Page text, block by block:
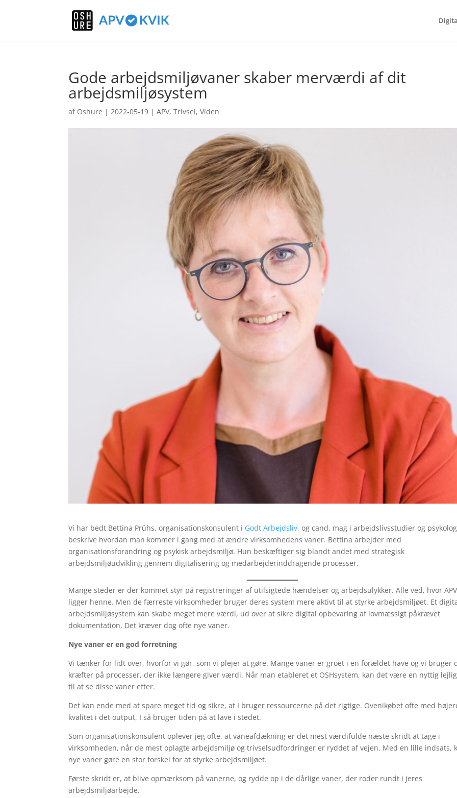
Gode arbejdsmiljøvaner skaber merværdi af dit
arbejdsmiljøsystem
af Oshure |2022-05-19 |APV,Trivsel,Viden
Vi har bedt Bettina Prühs, organisationskonsulent i Godt Arbejdsliv, og cand. mag i arbejdslivsstudier og
beskrive hvordan man kommer i gang med at ændre virksomhedens vaner. Bettina arbejder med
organisationsforandring og psykisk arbejdsmiljø. Hun beskæftiger sig blandt andet med strategisk
arbejdsmiljøudvikling gennem digitalisering og medarbejderinddragende processer.
Mange steder er der kommet styr på registreringer af utilsigtede hændelser og arbejdsulykker. Alle ved, hvor
ligger henne. Men de færreste virksomheder bruger deres system mere aktivt til at styrke arbejdsmiljøet. Et
arbejdsmiljøsystem kan skabe meget mere værdi, ud over at sikre digital opbevaring af lovmæssigt påkrævet
dokumentation. Det kræver dog ofte nye vaner.
Nye vaner er en god forretning
Vi tænker for lidt over, hvorfor vi gør, som vi plejer at gøre. Mange vaner er groet i en forældet have og vi bruger
kræfter på processer, der ikke længere giver værdi. Når man etableret et OSHsystem, kan det være en nyttig
til at se disse vaner efter.
Det kan ende med at spare meget tid og sikre, at I bruger ressourcerne på det rigtige. Ovenikøbet ofte med
kvalitet i det output, I så bruger tiden på at lave i stedet.
Som organisationskonsulent oplever jeg ofte, at vaneafdækning er det mest værdifulde næste skridt at tage i
virksomheden, når de mest oplagte arbejdsmiljø og trivselsudfordringer er ryddet af vejen. Med en lille indsats,
nye vaner gøre en stor forskel for at styrke arbejdsmiljøet.
Første skridt er, at blive opmærksom på vanerne, og rydde op i de dårlige vaner, der roder rundt i jeres
arbejdsmiljøarbejde.